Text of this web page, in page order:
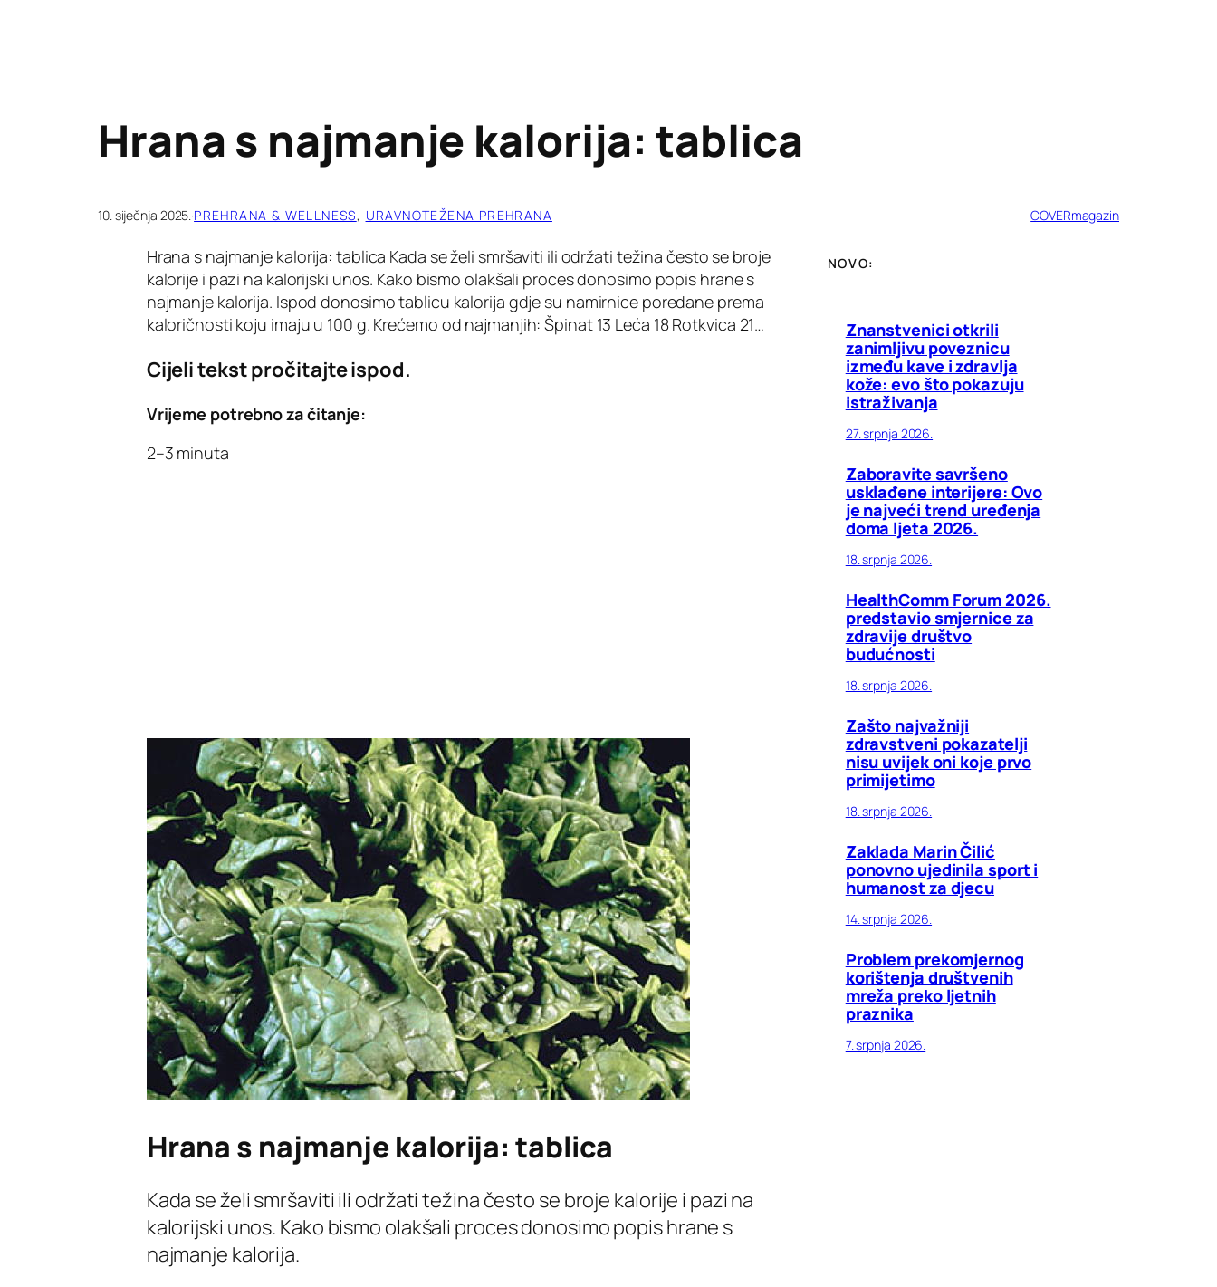
Hrana s najmanje kalorija: tablica
10. siječnja 2025.·PREHRANA & WELLNESS, URAVNOTEŽENA PREHRANA COVERmagazin
Hrana s najmanje kalorija: tablica Kada se želi smršaviti ili održati težina često se broje
kalorije i pazi na kalorijski unos. Kako bismo olakšali proces donosimo popis hrane s
najmanje kalorija. Ispod donosimo tablicu kalorija gdje su namirnice poredane prema
kaloričnosti koju imaju u 100 g. Krećemo od najmanjih: Špinat 13 Leća 18 Rotkvica 21…
Cijeli tekst pročitajte ispod.
Vrijeme potrebno za čitanje:
2–3 minuta
Hrana s najmanje kalorija: tablica
Kada se želi smršaviti ili održati težina često se broje kalorije i pazi na
kalorijski unos. Kako bismo olakšali proces donosimo popis hrane s
najmanje kalorija.
NOVO:
Znanstvenici otkrili
zanimljivu poveznicu
između kave i zdravlja
kože: evo što pokazuju
istraživanja
27. srpnja 2026.
Zaboravite savršeno
usklađene interijere: Ovo
je najveći trend uređenja
doma ljeta 2026.
18. srpnja 2026.
HealthComm Forum 2026.
predstavio smjernice za
zdravije društvo
budućnosti
18. srpnja 2026.
Zašto najvažniji
zdravstveni pokazatelji
nisu uvijek oni koje prvo
primijetimo
18. srpnja 2026.
Zaklada Marin Čilić
ponovno ujedinila sport i
humanost za djecu
14. srpnja 2026.
Problem prekomjernog
korištenja društvenih
mreža preko ljetnih
praznika
7. srpnja 2026.